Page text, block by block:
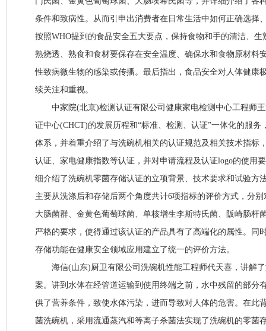
条件和致病性。从而引申出消费者在日常生活中如何正确选择
按照WHO提到的食品安全五大要点，保持食物和手的清洁、
熟烧透、熟食和食材要保存在安全温度、确保水和食物原材料
性致病微生物的感染或传播。最后指出，食品安全对人体健康
续关注和重视。
中家院(北京)检测认证有限公司健康家电检测中心工程师王
证中心(CHCT)的发展历程和“标准、检测、认证”一体化的服务
体系，并着重介绍了与洗碗机相关的认证规范及相关技术指标
认证、家电健康指数等认证，并对申请流程及认证logo的使用
细介绍了洗碗机零菌存储认证的立项背景、技术要求和试验方
主要从洗涤后和存储后两个角度共计6项指标的评价方式，分
大肠菌群、金黄色葡萄球菌、单核增生李斯特氏菌、阪崎肠杆
严格的要求，使得通过该认证的产品具有了高端化的属性。同
存储功能在健康安全领域应用建立了统一的评价方法。
海信(山东)厨卫有限公司洗碗机性能工程师代天喜，讲解了
案。讲到水体在经管道运输到使用终端之前，水中残留的部分
供了营养条件，致使水体污染，进而导致对人体的危害。在此
菌洗碗机，采用流通蒸汽和等离子杀菌法实现了洗碗机的零菌